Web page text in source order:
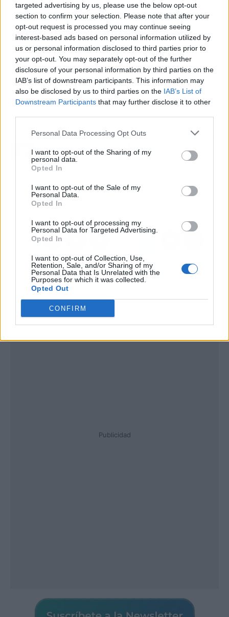
targeted advertising by us, please use the below opt-out
section to confirm your selection. Please note that after your
opt-out request is processed you may continue seeing
interest-based ads based on personal information utilized by
us or personal information disclosed to third parties prior to
your opt-out. You may separately opt-out of the further
disclosure of your personal information by third parties on the
IAB’s list of downstream participants. This information may
also be disclosed by us to third parties on the IAB’s List of
Downstream Participants that may further disclose it to other
Personal Data Processing Opt Outs
I want to opt-out of the Sharing of my
personal data.
Opted In
I want to opt-out of the Sale of my
Personal Data.
Opted In
I want to opt-out of processing my
Personal Data for Targeted Advertising.
Opted In
I want to opt-out of Collection, Use,
Retention, Sale, and/or Sharing of my
Personal Data that Is Unrelated with the
Purposes for which it was collected.
Opted Out
CONFIRM
Artículo anterior
Externalizar la logística
en un e-commerce de la
mano de ATE Sistemas
es un factor para tener
éxito
Artículo siguiente
Para los negocios
convencionales en la era
oportunidad
Publicidad